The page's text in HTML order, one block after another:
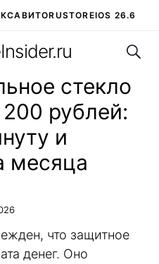
АВИТОRUSTOREIOS 26.6
ЧАТ В ROBLOX
стекло
рублей:
и
месяца
что защитное
денег. Оно